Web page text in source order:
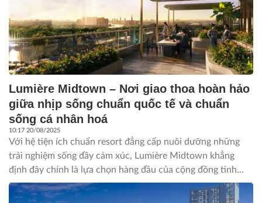
Lumière Midtown – Nơi giao thoa hoàn hảo
giữa nhịp sống chuẩn quốc tế và chuẩn
sống cá nhân hoá
10:17 20/08/2025
Với hệ tiện ích chuẩn resort đẳng cấp nuôi dưỡng những
trải nghiệm sống đầy cảm xúc, Lumière Midtown khẳng
định đây chính là lựa chọn hàng đầu của cộng đồng tinh
anh, nơi hiện thực hóa không gian sống sang trọng và trải
nghiệm sống xứng tầm giữa tâm điểm khu đô thị siêu kết